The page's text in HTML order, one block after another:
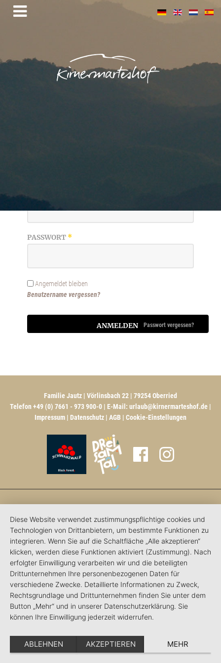
PASSWORT *
Angemeldet bleiben
Benutzername vergessen?
ANMELDEN Passwort vergessen?
Familie Jautz | Vörlinsbach 22 | 79254 Oberried
Telefon +49 (0) 7661 - 973 900-0 | E-Mail: urlaub@kirnermarteshof.de |
Impressum | Datenschutz | AGB | Cookie-Einstellungen
Diese Website verwendet zustimmungspflichtige cookies und
Technologien von Drittanbietern, um bestimmte Funktionen zu
integrieren. Wenn Sie auf die Schaltfläche „Alle akzeptieren“
klicken, werden diese Funktionen aktiviert (Zustimmung). Nach
erfolgter Einwilligung verarbeiten wir und die beteiligten
Drittunternehmen Ihre personenbezogenen Daten für
verschiedene Zwecke. Detaillierte Informationen zu Zweck,
Rechtsgrundlage und Drittunternehmen finden Sie unter dem
Button „Mehr“ und in unserer Datenschutzerklärung. Sie
können Ihre Einwilligung jederzeit widerrufen.
ABLEHNEN AKZEPTIEREN MEHR